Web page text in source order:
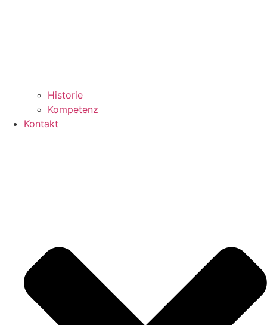
Historie
Kompetenz
Kontakt